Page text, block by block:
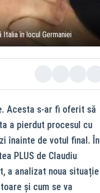
în locul Germaniei
Acesta s-ar fi oferit să
a pierdut procesul cu
înainte de votul final. În
PLUS de Claudiu
a analizat noua situație
și cum se va